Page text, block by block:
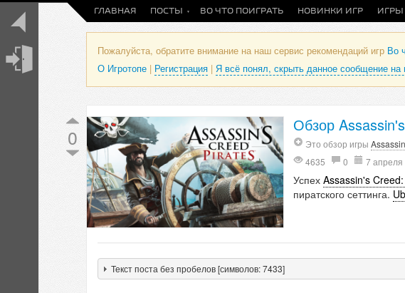
ГЛАВНАЯ ПОСТЫ ВО ЧТО ПОИГРАТЬ НОВИНКИ ИГР ИГРЫ
Пожалуйста, обратите внимание на наш сервис рекомендаций игр Во
О Игротопе | Регистрация | Я всё понял, скрыть данное сообщение
0 Обзор
Это обзор игры
4635
0 7 апреля
Успех Assassin's
пиратского сеттинга.
Текст поста без пробелов [символов: 7433]